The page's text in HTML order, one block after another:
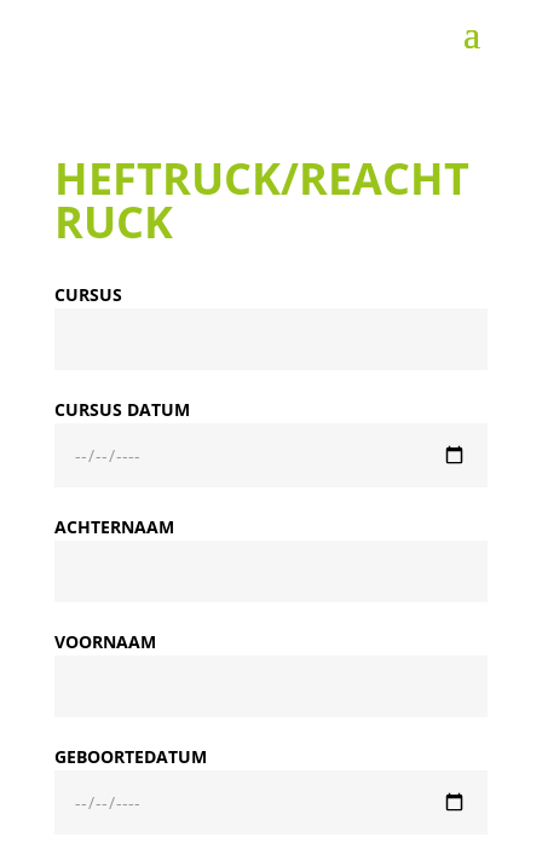
HEFTRUCK/REACHT
RUCK
CURSUS
CURSUS DATUM
ACHTERNAAM
VOORNAAM
GEBOORTEDATUM